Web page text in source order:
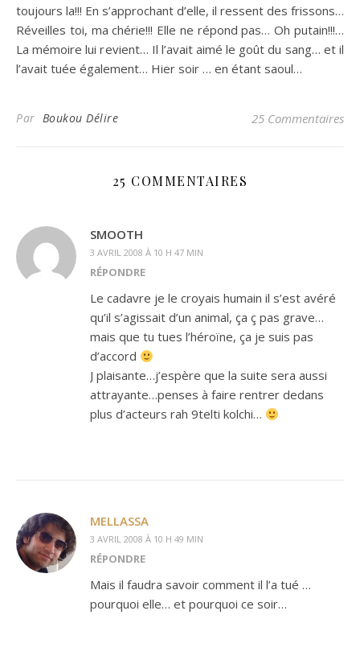
toujours la!!! En s’approchant d’elle, il ressent des frissons…
Réveilles toi, ma chérie!!! Elle ne répond pas… Oh putain!!!…
La mémoire lui revient… Il l’avait aimé le goût du sang… et il
l’avait tuée également… Hier soir … en étant saoul…
Par Boukou Délire 25 Commentaires
25 COMMENTAIRES
SMOOTH
3 AVRIL 2008 À 10 H 47 MIN
RÉPONDRE
Le cadavre je le croyais humain il s’est avéré
qu’il s’agissait d’un animal, ça ç pas grave…
mais que tu tues l’héroïne, ça je suis pas
d’accord
J plaisante…j’espère que la suite sera aussi
attrayante…penses à faire rentrer dedans
plus d’acteurs rah 9telti kolchi…
MELLASSA
3 AVRIL 2008 À 10 H 49 MIN
RÉPONDRE
Mais il faudra savoir comment il l’a tué …
pourquoi elle… et pourquoi ce soir…